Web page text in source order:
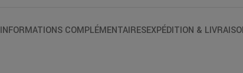
INFORMATIONS COMPLÉMENTAIRESEXPÉDITION &